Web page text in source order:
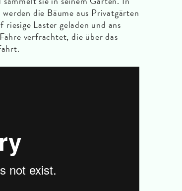
die Bäume aus Privatgärten
Laster geladen und ans
verfrachtet, die über das